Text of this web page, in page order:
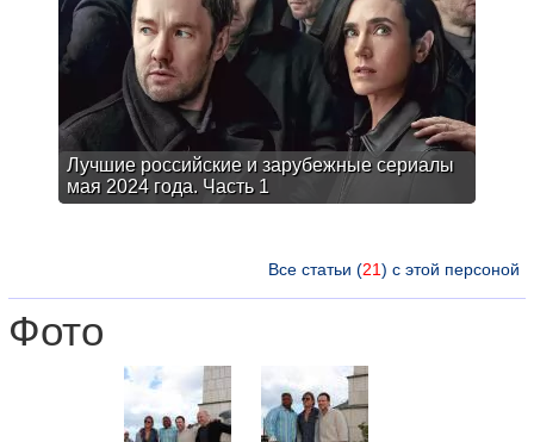
Лучшие российские и зарубежные сериалы
мая 2024 года. Часть 1
Все статьи (21) с этой персоной
Фото